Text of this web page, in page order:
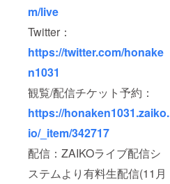
m/live
Twitter：
https://twitter.com/honake
n1031
観覧/配信チケット予約：
https://honaken1031.zaiko.
io/_item/342717
配信：ZAIKOライブ配信シ
ステムより有料生配信(11月